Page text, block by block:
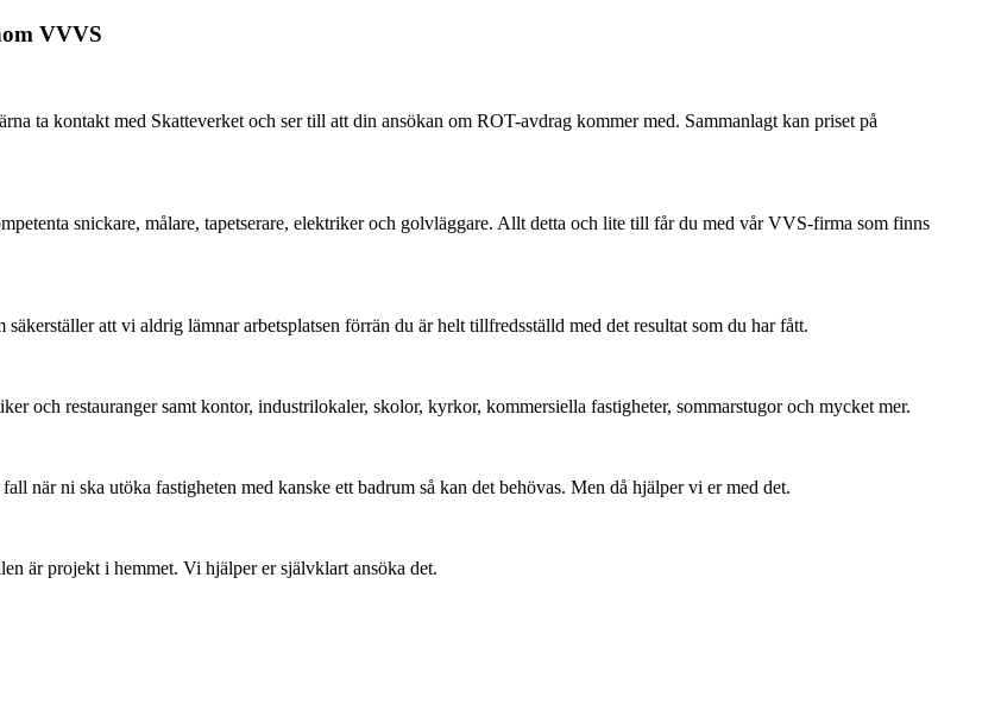
VVVS
ta kontakt med Skatteverket och ser till att din ansökan om ROT-avdrag kommer med. Sammanlagt kan priset på
snickare, målare, tapetserare, elektriker och golvläggare. Allt detta och lite till får du med vår VVS-firma som finns
att vi aldrig lämnar arbetsplatsen förrän du är helt tillfredsställd med det resultat som du har fått.
och restauranger samt kontor, industrilokaler, skolor, kyrkor, kommersiella fastigheter, sommarstugor och mycket mer.
när ni ska utöka fastigheten med kanske ett badrum så kan det behövas. Men då hjälper vi er med det.
är projekt i hemmet. Vi hjälper er självklart ansöka det.